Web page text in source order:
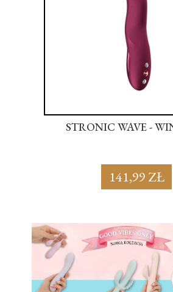
STRONIC WAVE -
141,99 ZŁ